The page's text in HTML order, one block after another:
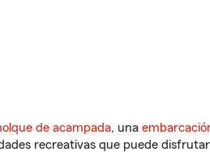
de acampada, una
recreativas que puede